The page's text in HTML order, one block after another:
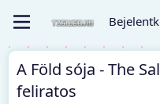
A Föld sója - The
feliratos